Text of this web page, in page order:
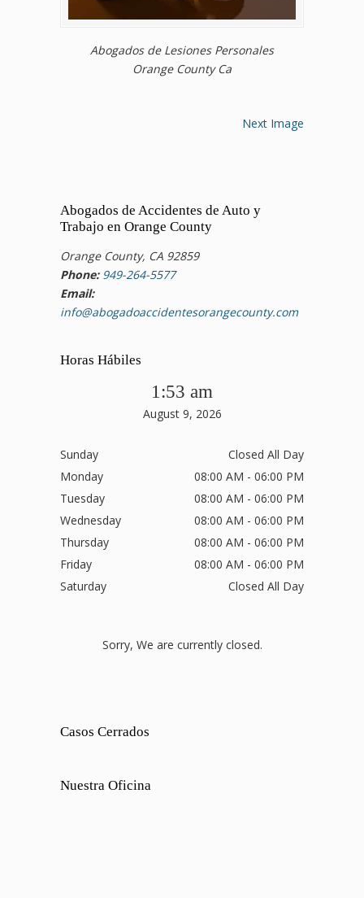
Abogados de Lesiones Personales
Orange County Ca
Next Image
Abogados de Accidentes de Auto y
Trabajo en Orange County
Orange County, CA 92859
Phone: 949-264-5577
Email:
info@abogadoaccidentesorangecounty.com
Horas Hábiles
1:53 am
August 9, 2026
Sunday
Closed All Day
Monday
08:00 AM - 06:00 PM
Tuesday
08:00 AM - 06:00 PM
Wednesday
08:00 AM - 06:00 PM
Thursday
08:00 AM - 06:00 PM
Friday
08:00 AM - 06:00 PM
Saturday
Closed All Day
Sorry, We are currently closed.
Casos Cerrados
Nuestra Oficina